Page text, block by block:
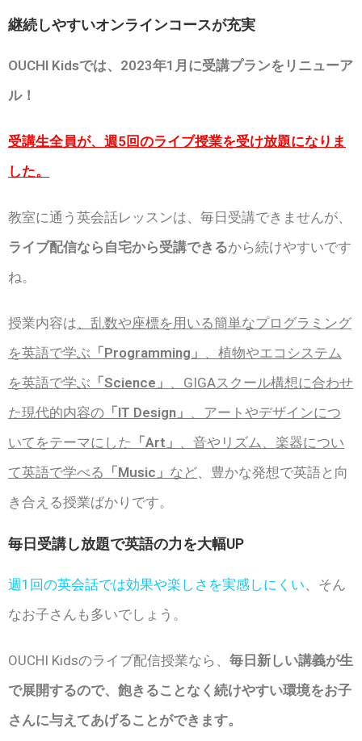
継続しやすいオンラインコースが充実
OUCHI Kidsでは、2023年1月に受講プランをリニューア
ル！
受講生全員が、週5回のライブ授業を受け放題になりま
した。
教室に通う英会話レッスンは、毎日受講できませんが、
ライブ配信なら自宅から受講できるから続けやすいです
ね。
授業内容は 、乱数や座標を用いる簡単なプログラミング
を英語で学ぶ 「Programming」
、植物やエコシステム
を英語で学ぶ 「Science」
、GIGAスクール構想に合わせ
た現代的内容の 「IT Design」
、アートやデザインにつ
いてをテーマにした 「Art」
、音やリズム、楽器につい
て英語で学べる 「Music」 など 、豊かな発想で英語と向
き合える授業ばかりです。
毎日受講し放題で英語の力を大幅UP
週1回の英会話では効果や楽しさを実感しにくい 、そん
なお子さんも多いでしょう。
OUCHI Kidsのライブ配信授業なら、 毎日新しい講義が生
で展開するので、飽きることなく続けやすい環境をお子
さんに与えてあげることができます。